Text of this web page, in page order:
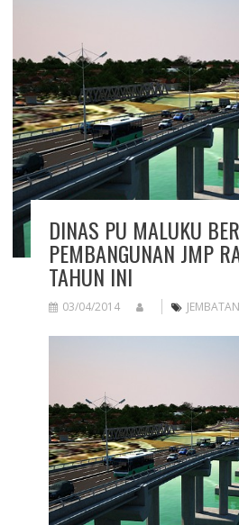
DINAS PU MALUKU
PEMBANGUNAN JMP
TAHUN INI
03/04/2014